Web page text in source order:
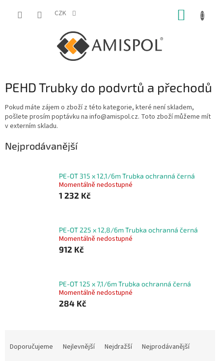
CZK
PEHD Trubky do podvrtů a přechodů
Pokud máte zájem o zboží z této kategorie, které není skladem,
pošlete prosím poptávku na info@amispol.cz. Toto zboží můžeme mít
v externím skladu.
Nejprodávanější
PE-OT 315 x 12,1/6m Trubka ochranná černá
Momentálně nedostupné
1 232 Kč
PE-OT 225 x 12,8/6m Trubka ochranná černá
Momentálně nedostupné
912 Kč
PE-OT 125 x 7,1/6m Trubka ochranná černá
Momentálně nedostupné
284 Kč
Doporučujeme Nejlevnější Nejdražší
Nejprodávanější